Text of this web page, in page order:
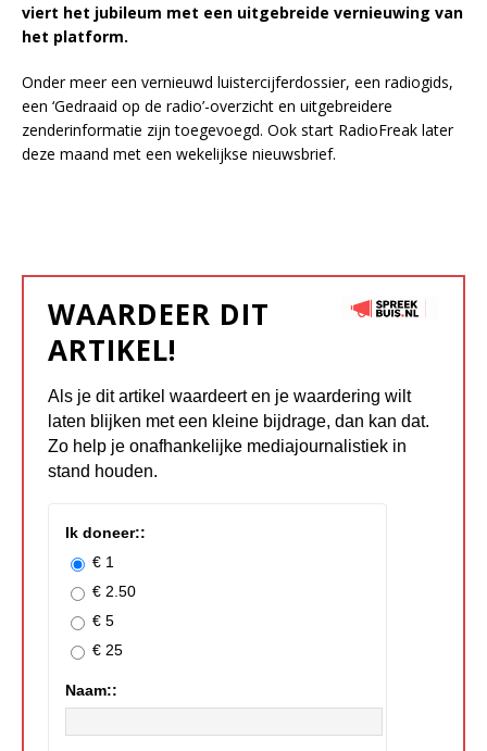
viert het jubileum met een uitgebreide vernieuwing van
het platform.
Onder meer een vernieuwd luistercijferdossier, een radiogids,
een ‘Gedraaid op de radio’-overzicht en uitgebreidere
zenderinformatie zijn toegevoegd. Ook start RadioFreak later
deze maand met een wekelijkse nieuwsbrief.
WAARDEER DIT
ARTIKEL!
Als je dit artikel waardeert en je waardering wilt
laten blijken met een kleine bijdrage, dan kan dat.
Zo help je onafhankelijke mediajournalistiek in
stand houden.
Ik doneer::
€ 1
€ 2.50
€ 5
€ 25
Naam::